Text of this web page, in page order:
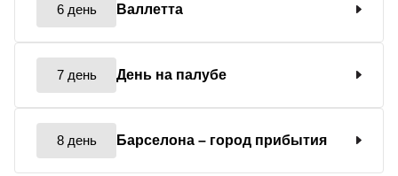
6 день Валлетта
7 день День на палубе
8 день Барселона – город прибытия